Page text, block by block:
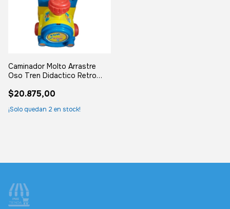
Caminador Molto Arrastre
Oso Tren Didactico Retro
$20.875,00
¡Solo quedan 2 en stock!